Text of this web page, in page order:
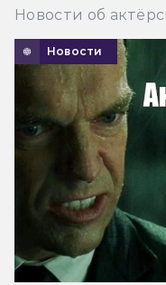
Новости об
Новости